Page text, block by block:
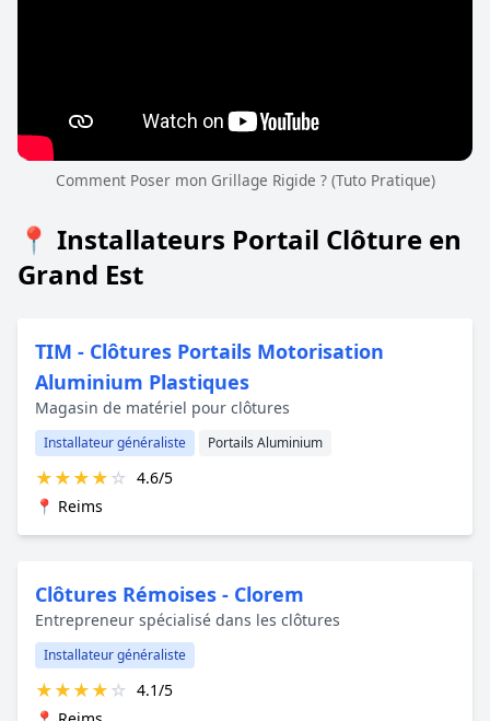
Comment Poser mon Grillage Rigide ? (Tuto Pratique)
📍 Installateurs Portail Clôture en
Grand Est
TIM - Clôtures Portails Motorisation
Aluminium Plastiques
Magasin de matériel pour clôtures
Installateur généraliste Portails Aluminium
★★★★☆ 4.6/5
📍 Reims
Clôtures Rémoises - Clorem
Entrepreneur spécialisé dans les clôtures
Installateur généraliste
★★★★☆ 4.1/5